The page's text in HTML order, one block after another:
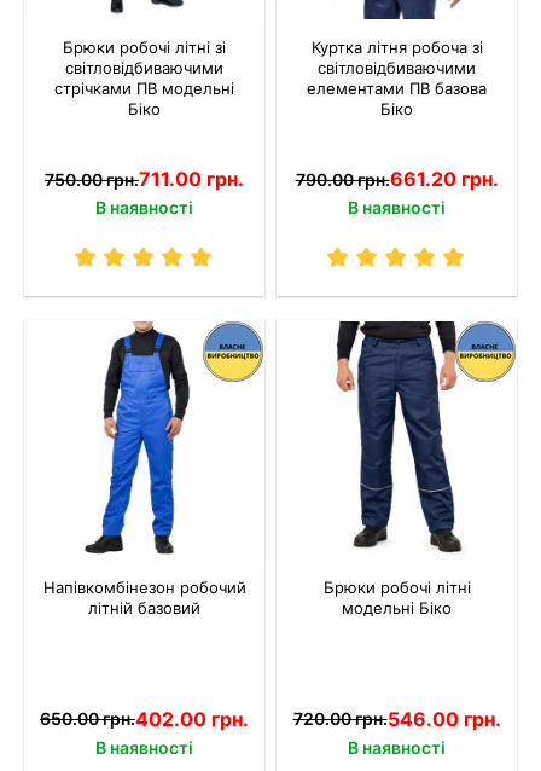
Брюки робочі літні зі
світловідбиваючими
стрічками ПВ модельні
Біко
711.00 грн.
750.00 грн.
В наявності
Куртка літня робоча зі
світловідбиваючими
елементами ПВ базова
Біко
661.20 грн.
790.00 грн.
В наявності
Напівкомбінезон робочий
літній базовий
402.00 грн.
650.00 грн.
В наявності
Брюки робочі літні
модельні Біко
546.00 грн.
720.00 грн.
В наявності